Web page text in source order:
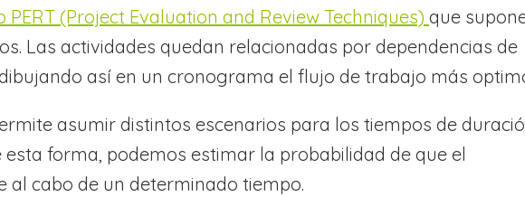
PERT (Project Evaluation and Review Techniques) que
Las actividades quedan relacionadas por dependencias de
así en un cronograma el flujo de trabajo más
asumir distintos escenarios para los tiempos de
esta forma, podemos estimar la probabilidad de que el
al cabo de un determinado tiempo.